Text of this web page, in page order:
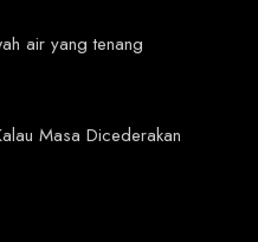
air yang tenang
Masa Dicederakan